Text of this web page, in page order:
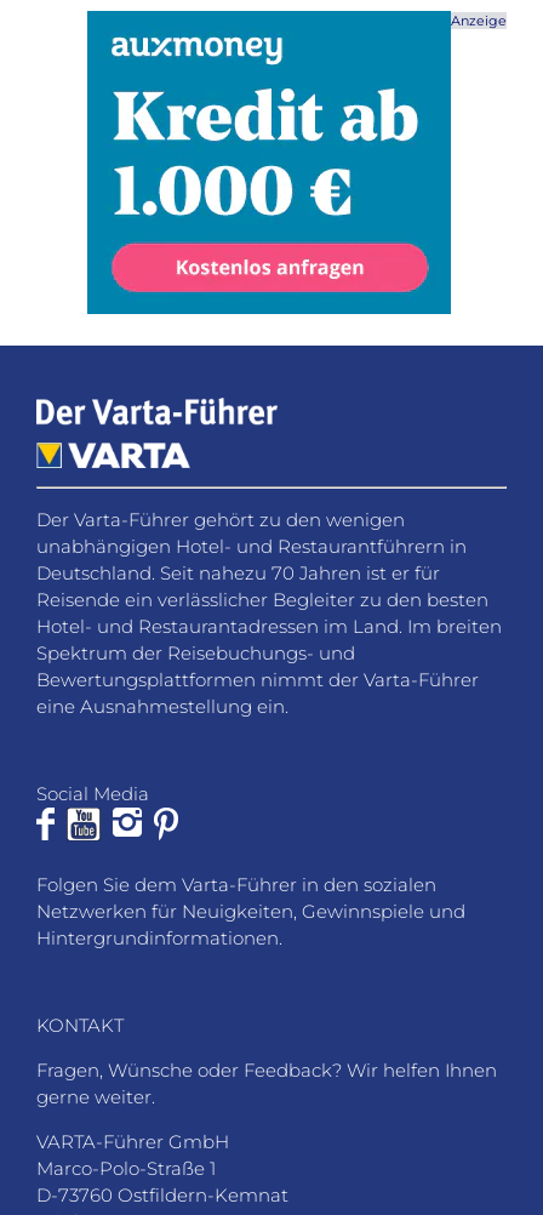
Anzeige
Der Varta-Führer gehört zu den wenigen
unabhängigen Hotel- und Restaurantführern in
Deutschland. Seit nahezu 70 Jahren ist er für
Reisende ein verlässlicher Begleiter zu den besten
Hotel- und Restaurantadressen im Land. Im breiten
Spektrum der Reisebuchungs- und
Bewertungsplattformen nimmt der Varta-Führer
eine Ausnahmestellung ein.
Social Media
Folgen Sie dem Varta-Führer in den sozialen
Netzwerken für Neuigkeiten, Gewinnspiele und
Hintergrundinformationen.
KONTAKT
Fragen, Wünsche oder Feedback? Wir helfen Ihnen
gerne weiter.
VARTA-Führer GmbH
Marco-Polo-Straße 1
D-73760 Ostfildern-Kemnat